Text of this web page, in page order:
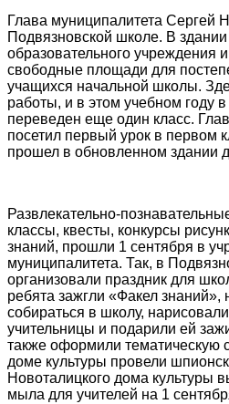
Глава муниципалитета Сергей
Подвязновской школе. В
образовательного учреждения
свободные площади для
учащихся начальной школы.
работы, и в этом учебном году
переведен еще один класс.
посетил первый урок в первом
прошел в обновленном здании
Развлекательно-
классы, квесты, конкурсы
знаний, прошли 1 сентября в
муниципалитета. Так, в
организовали праздник для
ребята зажгли «Факел знаний»,
собираться в школу,
учительницы и подарили ей
также оформили тематическую
доме культуры провели
Новоталицкого дома культуры
мыла для учителей на 1